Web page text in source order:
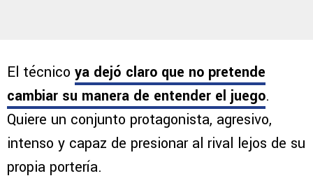
El técnico ya dejó claro que no pretende
cambiar su manera de entender el juego.
Quiere un conjunto protagonista, agresivo,
intenso y capaz de presionar al rival lejos de su
propia portería.